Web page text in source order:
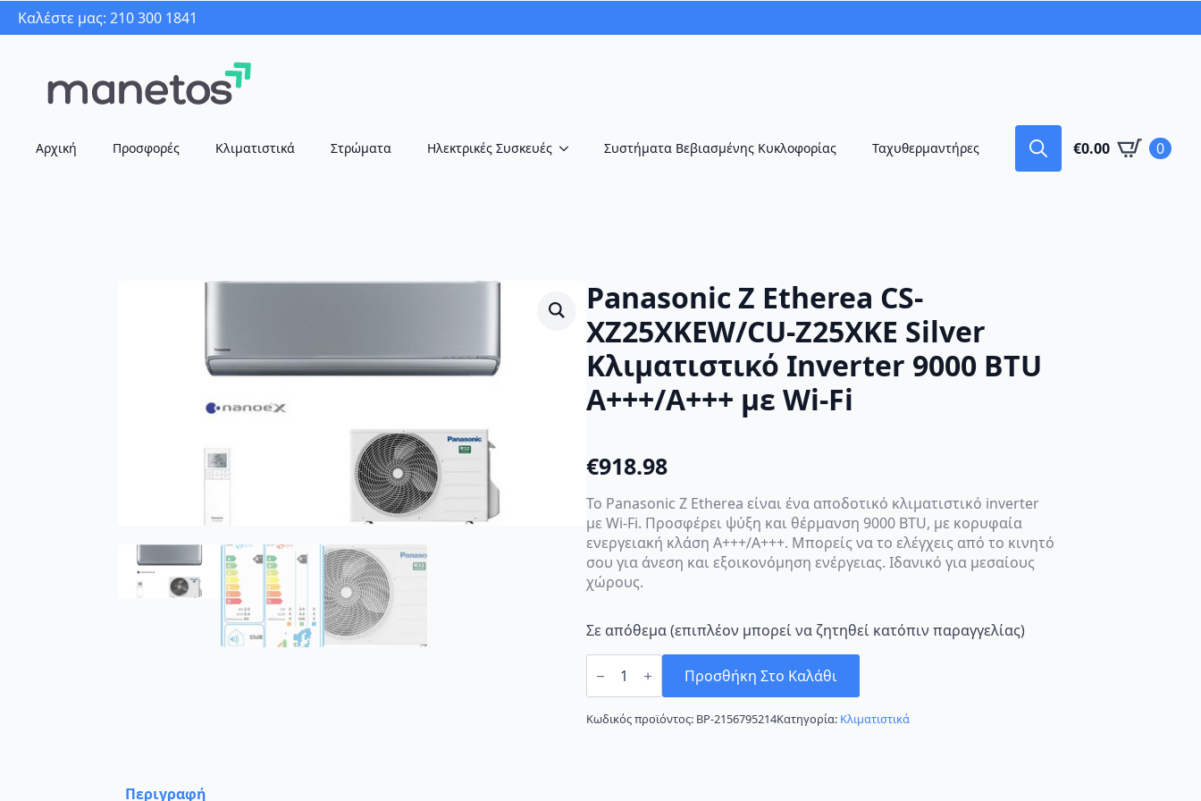
Καλέστε μας: 210 300 1841
Αρχική Προσφορές Κλιματιστικά Στρώματα Ηλεκτρικές Συσκευές Συστήματα Βεβιασμένης Κυκλοφορίας Ταχυθερμαντήρες €0.00 0
Panasonic Z Etherea CS-
XZ25XKEW/CU-Z25XKE Silver
Κλιματιστικό Inverter 9000 BTU
A+++/A+++ με Wi-Fi
€918.98
Το Panasonic Z Etherea είναι ένα αποδοτικό κλιματιστικό inverter
με Wi-Fi. Προσφέρει ψύξη και θέρμανση 9000 BTU, με κορυφαία
ενεργειακή κλάση A+++/A+++. Μπορείς να το ελέγχεις από το κινητό
σου για άνεση και εξοικονόμηση ενέργειας. Ιδανικό για μεσαίους
χώρους.
Σε απόθεμα (επιπλέον μπορεί να ζητηθεί κατόπιν παραγγελίας)
Panasonic
CS-
XZ25XKEW/CU-
Z25XKE
Προσθήκη Στο Καλάθι
Κωδικός προϊόντος: BP-2156795214Κατηγορία: Κλιματιστικά
Περιγραφή